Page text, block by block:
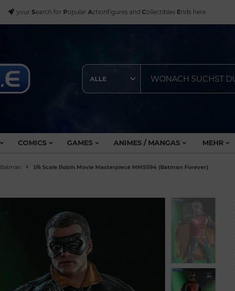
your Search for Popular Actionfigures and Collectibles Ends here.
ALLE
COMICS GAMES ANIMES / MANGAS MEHR
Batman 1/6 Scale Robin Movie Masterpiece MMS594 (Batman Forever)